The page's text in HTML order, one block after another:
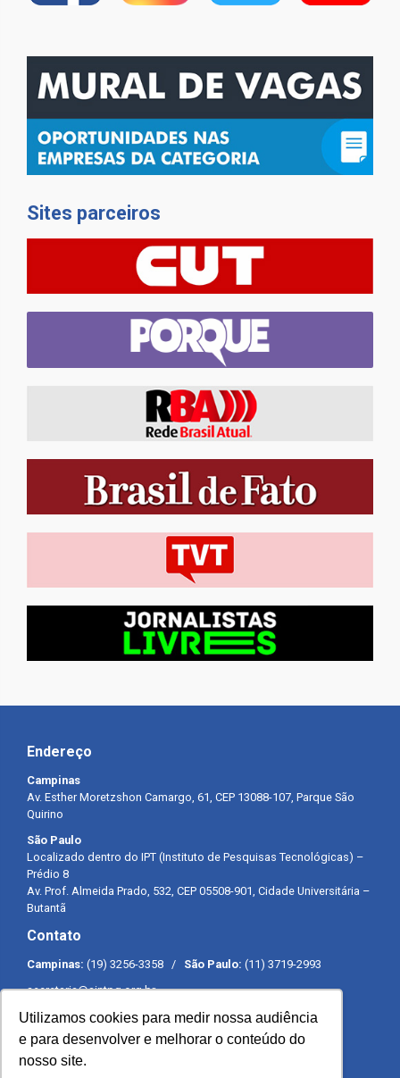
Utilizamos cookies para medir nossa audiência
e para desenvolver e melhorar o conteúdo do
nosso site.
Sites parceiros
Endereço
Campinas
Av. Esther Moretzshon Camargo, 61, CEP 13088-107, Parque São
Quirino
São Paulo
Localizado dentro do IPT (Instituto de Pesquisas Tecnológicas) –
Prédio 8
Av. Prof. Almeida Prado, 532, CEP 05508-901, Cidade Universitária –
Butantã
Contato
Campinas: (19) 3256-3358 / São Paulo: (11) 3719-2993
secretaria@sintpq.org.br
Expediente
Segunda a sexta-feira das 8h às 17h